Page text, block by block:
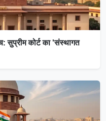
कोर्ट का 'संस्थागत